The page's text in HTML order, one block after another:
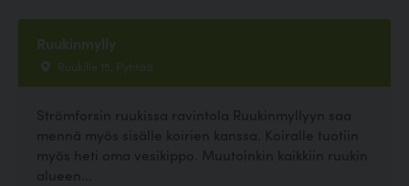
Ruukinmylly
Ruukille 15, Pyhtää
Strömforsin ruukissa ravintola Ruukinmyllyyn saa
mennä myös sisälle koirien kanssa. Koiralle tuotiin
myös heti oma vesikippo. Muutoinkin kaikkiin ruukin
alueen...